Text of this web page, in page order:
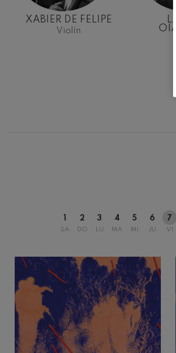
XABIER DE FELIPE
Violín
SA
2
DO
3
LU
4
MA
5
MI
6
JU
7
VI